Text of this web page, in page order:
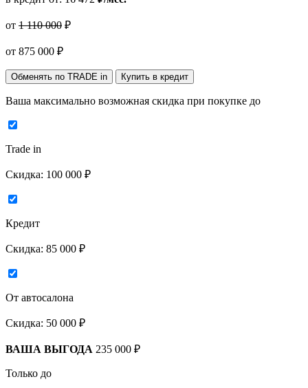
от 1 110 000 ₽
от 875 000 ₽
Обменять по TRADE in Купить в кредит
Ваша максимально возможная скидка при покупке до
Trade in
Скидка: 100 000 ₽
Кредит
Скидка: 85 000 ₽
От автосалона
Скидка: 50 000 ₽
ВАША ВЫГОДА 235 000 ₽
Только до